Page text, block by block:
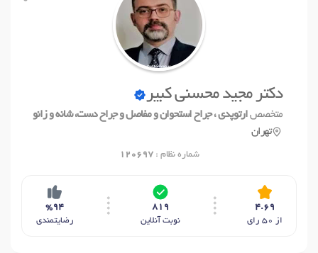
دکتر مجید محسنی کبیر
متخصصارتوپدی ، جراح استحوان و مفاصل و جراح دست، شانه و زانو
تهران
شماره نظام :120697
4.69
از 50 رای
819
نوبت آنلاین
%94
رضایتمندی